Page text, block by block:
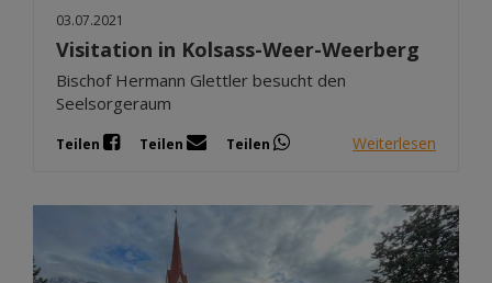
03.07.2021
Visitation in Kolsass-Weer-Weerberg
Bischof Hermann Glettler besucht den
Seelsorgeraum
Teilen Teilen Teilen Weiterlesen